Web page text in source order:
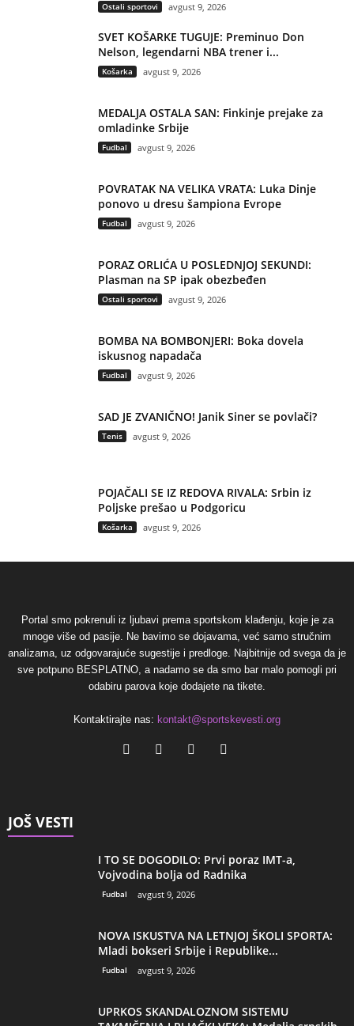
Ostali sportovi avgust 9, 2026
SVET KOŠARKE TUGUJE: Preminuo Don
Nelson, legendarni NBA trener i...
Košarka avgust 9, 2026
MEDALJA OSTALA SAN: Finkinje prejake za
omladinke Srbije
Fudbal avgust 9, 2026
POVRATAK NA VELIKA VRATA: Luka Dinje
ponovo u dresu šampiona Evrope
Fudbal avgust 9, 2026
PORAZ ORLIĆA U POSLEDNJOJ SEKUNDI:
Plasman na SP ipak obezbeđen
Ostali sportovi avgust 9, 2026
BOMBA NA BOMBONJERI: Boka dovela
iskusnog napadača
Fudbal avgust 9, 2026
SAD JE ZVANIČNO! Janik Siner se povlači?
Tenis avgust 9, 2026
POJAČALI SE IZ REDOVA RIVALA: Srbin iz
Poljske prešao u Podgoricu
Košarka avgust 9, 2026
Portal smo pokrenuli iz ljubavi prema sportskom klađenju, koje je za
mnoge više od pasije. Ne bavimo se dojavama, već samo stručnim
analizama, uz odgovarajuće sugestije i predloge. Najbitnije od svega da je
sve potpuno BESPLATNO, a nadamo se da smo bar malo pomogli pri
odabiru parova koje dodajete na tikete.
Kontaktirajte nas: kontakt@sportskevesti.org
JOŠ VESTI
I TO SE DOGODILO: Prvi poraz IMT-a,
Vojvodina bolja od Radnika
Fudbal avgust 9, 2026
NOVA ISKUSTVA NA LETNJOJ ŠKOLI SPORTA:
Mladi bokseri Srbije i Republike...
Fudbal avgust 9, 2026
UPRKOS SKANDALOZNOM SISTEMU